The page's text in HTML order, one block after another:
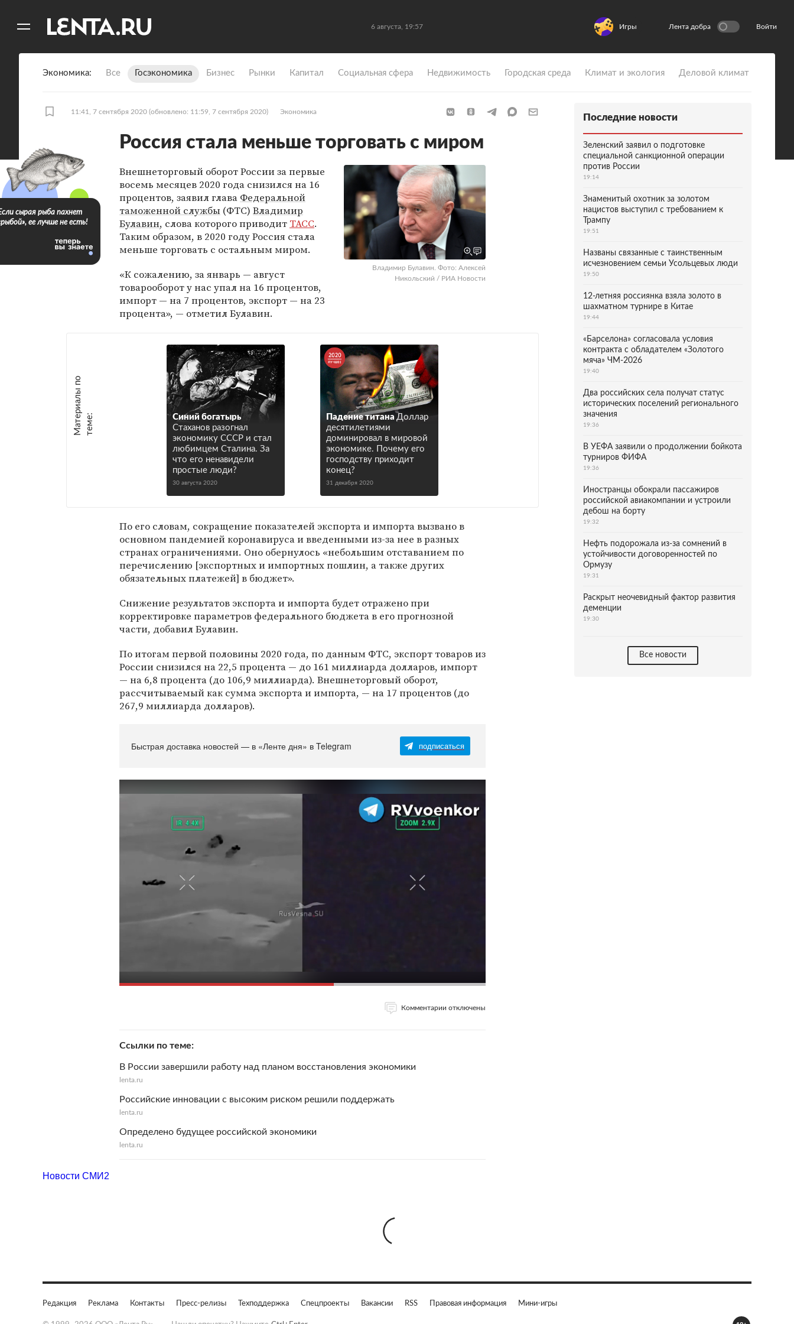
6 августа, 19:57 Игры Лента добра Войти
Экономика Все Госэкономика Бизнес Рынки Капитал Социальная сфера Недвижимость Городская среда Климат и экология Деловой климат
11:41, 7 сентября 2020 (обновлено: 11:59, 7 сентября 2020) Экономика
Россия стала меньше торговать с миром
Владимир Булавин. Фото: Алексей
Никольский / РИА Новости
Внешнеторговый оборот России за первые
восемь месяцев 2020 года снизился на 16
процентов, заявил глава Федеральной
таможенной службы (ФТС) Владимир
Булавин, слова которого приводит ТАСС.
Таким образом, в 2020 году Россия стала
меньше торговать с остальным миром.
«К сожалению, за январь — август
товарооборот у нас упал на 16 процентов,
импорт — на 7 процентов, экспорт — на 23
процента», — отметил Булавин.
М
а
т е
р
и
а
л
ы
п
о
т
е
м
е :
Синий богатырь
Стаханов разогнал
экономику СССР и стал
любимцем Сталина. За
что его ненавидели
простые люди?
30 августа 2020
Падение титана Доллар
десятилетиями
доминировал в мировой
экономике. Почему его
господству приходит
конец?
31 декабря 2020
По его словам, сокращение показателей экспорта и импорта вызвано в
основном пандемией коронавируса и введенными из-за нее в разных
странах ограничениями. Оно обернулось «небольшим отставанием по
перечислению [экспортных и импортных пошлин, а также других
обязательных платежей] в бюджет».
Снижение результатов экспорта и импорта будет отражено при
корректировке параметров федерального бюджета в его прогнозной
части, добавил Булавин.
По итогам первой половины 2020 года, по данным ФТС, экспорт товаров из
России снизился на 22,5 процента — до 161 миллиарда долларов, импорт
— на 6,8 процента (до 106,9 миллиарда). Внешнеторговый оборот,
рассчитываемый как сумма экспорта и импорта, — на 17 процентов (до
267,9 миллиарда долларов).
Быстрая доставка новостей — в «Ленте дня» в Telegram подписаться
Комментарии отключены
Ссылки по теме
В России завершили работу над планом восстановления экономики
lenta.ru
Российские инновации с высоким риском решили поддержать
lenta.ru
Определено будущее российской экономики
lenta.ru
сырая рыба пахнет
ее лучше не есть!
Последние новости
Зеленский заявил о подготовке
специальной санкционной операции
против России
19:14
Знаменитый охотник за золотом
нацистов выступил с требованием к
Трампу
19:51
Названы связанные с таинственным
исчезновением семьи Усольцевых люди
19:50
12-летняя россиянка взяла золото в
шахматном турнире в Китае
19:44
«Барселона» согласовала условия
контракта с обладателем «Золотого
мяча» ЧМ-2026
19:40
Два российских села получат статус
исторических поселений регионального
значения
19:36
В УЕФА заявили о продолжении бойкота
турниров ФИФА
19:36
Иностранцы обокрали пассажиров
российской авиакомпании и устроили
дебош на борту
19:32
Нефть подорожала из-за сомнений в
устойчивости договоренностей по
Ормузу
19:31
Раскрыт неочевидный фактор развития
деменции
19:30
Все новости
Новости СМИ2
Редакция Реклама Контакты Пресс-релизы Техподдержка Спецпроекты Вакансии RSS Правовая информация Мини-игры